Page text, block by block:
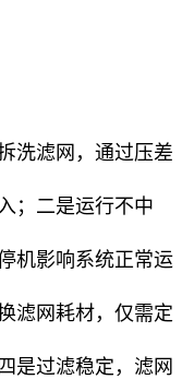
洗滤网，通过压差
；二是运行不中
机影响系统正常运
滤网耗材，仅需定
是过滤稳定，滤网